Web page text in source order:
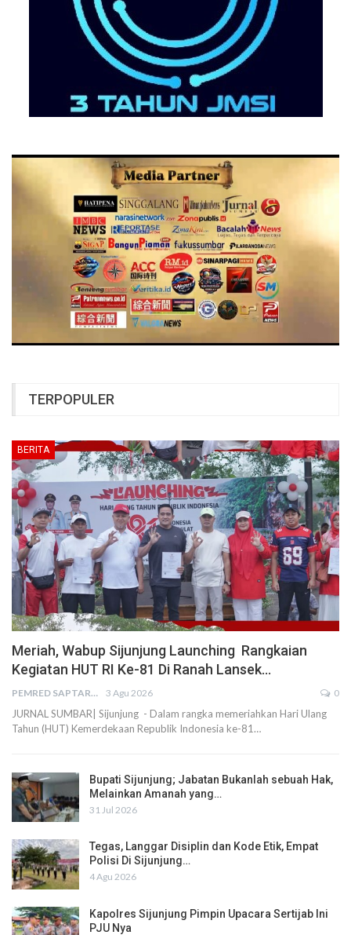
TERPOPULER
BERITA
Meriah, Wabup Sijunjung Launching Rangkaian
Kegiatan HUT RI Ke-81 Di Ranah Lansek…
PEMRED SAPTARIUS 3 Agu 2026 0
JURNAL SUMBAR| Sijunjung - Dalam rangka memeriahkan Hari Ulang
Tahun (HUT) Kemerdekaan Republik Indonesia ke-81…
Bupati Sijunjung; Jabatan Bukanlah sebuah Hak,
Melainkan Amanah yang…
31 Jul 2026
Tegas, Langgar Disiplin dan Kode Etik, Empat
Polisi Di Sijunjung…
4 Agu 2026
Kapolres Sijunjung Pimpin Upacara Sertijab Ini
PJU Nya